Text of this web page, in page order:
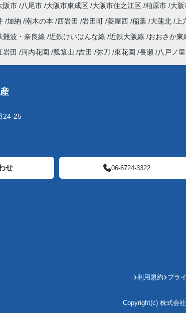
阪市 八尾市 大阪市東成区 大阪市住之江区 柏原市 大
加納 南木の本 西岩田 岩田町 菱屋西 稲葉 大蓮北
難波・奈良線 近鉄けいはんな線 近鉄大阪線 おおさか東
岩田 河内花園 瓢箪山 吉田 弥刀 東花園 長瀬 八戸ノ里
24-25
せ 06-6724-3322
利用規約 プラ
Copyright(c) 株式会